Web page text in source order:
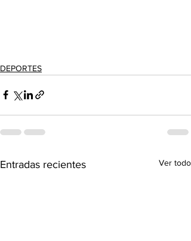
DEPORTES
Entradas recientes Ver todo